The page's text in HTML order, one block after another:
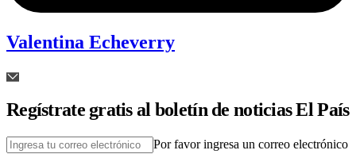
Valentina Echeverry
Regístrate gratis al boletín de noticias El País
Por favor ingresa un correo electrónico